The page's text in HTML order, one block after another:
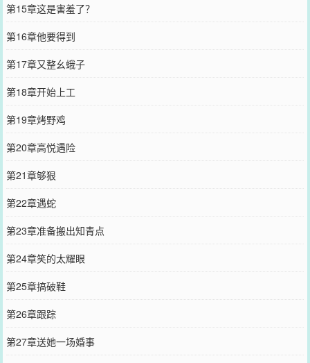
第15章这是害羞了？
第16章他要得到
第17章又整幺蛾子
第18章开始上工
第19章烤野鸡
第20章高悦遇险
第21章够狠
第22章遇蛇
第23章准备搬出知青点
第24章笑的太耀眼
第25章搞破鞋
第26章跟踪
第27章送她一场婚事